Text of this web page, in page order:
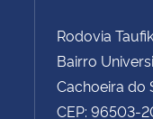
Rodovia
Bairro
Cachoeira do
CEP: 96503-